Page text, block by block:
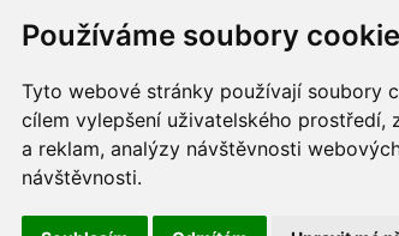
Používáme soubory
Tyto webové stránky používají soubory
cílem vylepšení uživatelského prostředí,
a reklam, analýzy návštěvnosti
návštěvnosti.